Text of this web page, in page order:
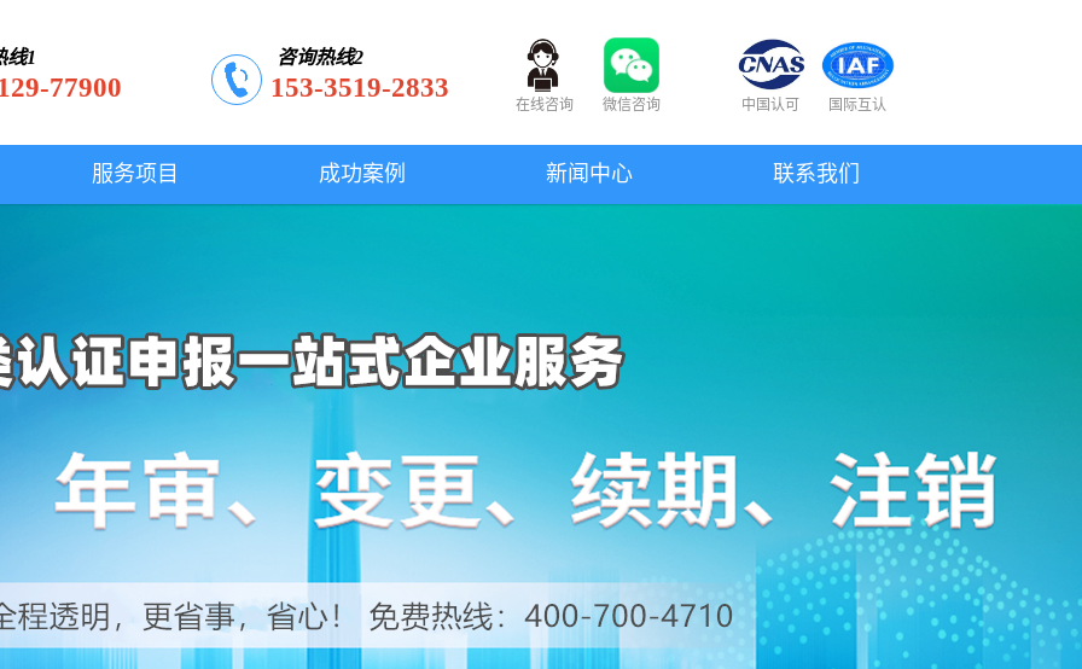
线1
77900
咨询热线2
153-3519-2833
在线咨询 微信咨询 中国认可 国际互认
服务项目 成功案例 新闻中心 联系我们